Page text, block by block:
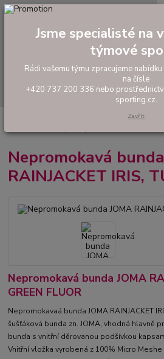
tel: +420 737 200 336
Oblečení do deště
RAINJACKET IRIS, TURQUOISE
Nepromokavá
RAINJACKET IRIS,
Nepromokavá bunda JOMA
GREEN FLUOR
Nepromokavaá bunda JOMA RAINJACKET
šušťáková bunda zn. JOMA, vhodná hlavně
bunda s vnitřní děrovanou podšívkou
Vnitřní vložka vyrobená z 100% Micro
Jsme specialisté na
týmové
Rádi vašemu týmu zpracujeme
na čísle
+420 737 200 336 nebo
sporting.cz.
Zavřít